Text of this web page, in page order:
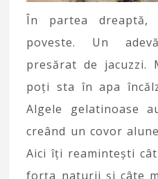
În partea
poveste. Un
presărat de jacuzzi.
poți sta în apa
Algele gelatinoase
creând un covor
Aici îți reamintești
forța naturii și câte